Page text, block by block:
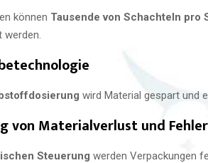
können Tausende von Schachteln pro
wird Material gespart und
von Materialverlust und
Steuerung werden Verpackungen